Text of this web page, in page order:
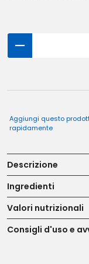
Aggiungi questo
rapidamente
Descrizione
Ingredienti
Valori nutrizionali
Consigli d'uso e